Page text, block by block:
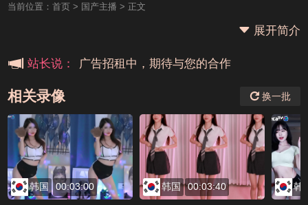
当前位置： 首页> 国产主播 > 正文
展开简介
站长说： 广告招租中，期待与您的合作
相关录像 换一批
韩国 00:03:00 韩国 00:03:40 韩